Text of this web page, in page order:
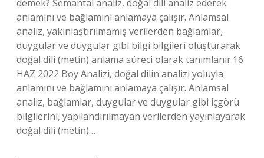
demek? Semantal analiz, doğal dili analiz ederek
anlamını ve bağlamını anlamaya çalışır. Anlamsal
analiz, yakınlaştırılmamış verilerden bağlamlar,
duygular ve duygular gibi bilgi bilgileri oluşturarak
doğal dili (metin) anlama süreci olarak tanımlanır.16
HAZ 2022 Boy Analizi, doğal dilin analizi yoluyla
anlamını ve bağlamını anlamaya çalışır. Anlamsal
analiz, bağlamlar, duygular ve duygular gibi içgörü
bilgilerini, yapılandırılmayan verilerden yayınlayarak
doğal dili (metin)…